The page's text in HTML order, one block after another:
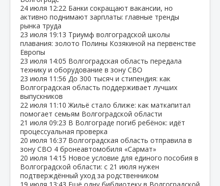
24 июля 12:22 Банки сокращают вакансии, но
активно поднимают зарплаты: главные тренды
рынка труда
23 июля 19:13 Триумф волгоградской школы
плавания: золото Полины Козякиной на первенстве
Европы
23 июля 14:05 Волгоградская область передала
технику и оборудование в зону СВО
23 июля 11:56 До 300 тысяч и стипендия: как
Волгоградская область поддерживает лучших
выпускников
22 июля 11:10 Жильё стало ближе: как маткапитал
помогает семьям Волгоградской области
21 июля 09:23 В Волгограде погиб ребёнок: идёт
процессуальная проверка
20 июля 16:37 Волгоградская область отправила в
зону СВО 4 бронеавтомобиля «Сармат»
20 июля 14:15 Новое условие для единого пособия в
Волгоградской области: с 21 июля нужен
подтверждённый уход за родственником